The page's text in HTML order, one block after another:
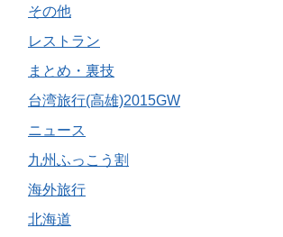
その他
レストラン
まとめ・裏技
台湾旅行(高雄)2015GW
ニュース
九州ふっこう割
海外旅行
北海道